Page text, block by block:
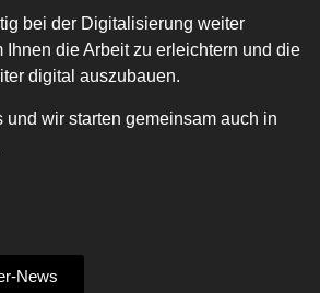
bei der Digitalisierung weiter
Ihnen die Arbeit zu erleichtern und die
digital auszubauen.
und wir starten gemeinsam auch in
News